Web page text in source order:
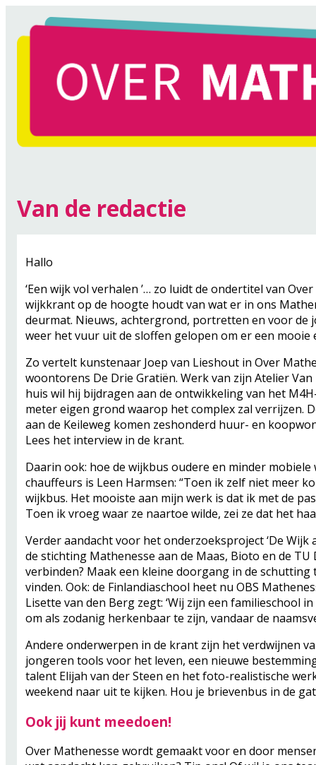
Van de redactie
Hallo
‘Een wijk vol verhalen ’… zo luidt de ondertitel van
wijkkrant op de hoogte houdt van wat er in ons
deurmat. Nieuws, achtergrond, portretten en voor de
weer het vuur uit de sloffen gelopen om er een mooie
Zo vertelt kunstenaar Joep van Lieshout in Over
woontorens De Drie Gratiën. Werk van zijn Atelier
huis wil hij bijdragen aan de ontwikkeling van het
meter eigen grond waarop het complex zal verrijzen.
aan de Keileweg komen zeshonderd huur- en
Lees het interview in de krant.
Daarin ook: hoe de wijkbus oudere en minder
chauffeurs is Leen Harmsen: “Toen ik zelf niet meer
wijkbus. Het mooiste aan mijn werk is dat ik met de
Toen ik vroeg waar ze naartoe wilde, zei ze dat het
Verder aandacht voor het onderzoeksproject ‘De
de stichting Mathenesse aan de Maas, Bioto en de
verbinden? Maak een kleine doorgang in de
vinden. Ook: de Finlandiaschool heet nu OBS
Lisette van den Berg zegt: ‘Wij zijn een familieschool
om als zodanig herkenbaar te zijn, vandaar de
Andere onderwerpen in de krant zijn het verdwijnen
jongeren tools voor het leven, een nieuwe
talent Elijah van der Steen en het foto-realistische
weekend naar uit te kijken. Hou je brievenbus in de
Ook jij kunt meedoen!
Over Mathenesse wordt gemaakt voor en door